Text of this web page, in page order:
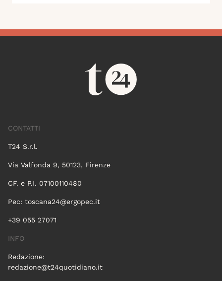
CONTATTI
T24 S.r.l.
Via Valfonda 9, 50123, Firenze
CF. e P.I. 07100110480
Pec: toscana24@ergopec.it
+39 055 27071
INFO
Redazione:
redazione@t24quotidiano.it